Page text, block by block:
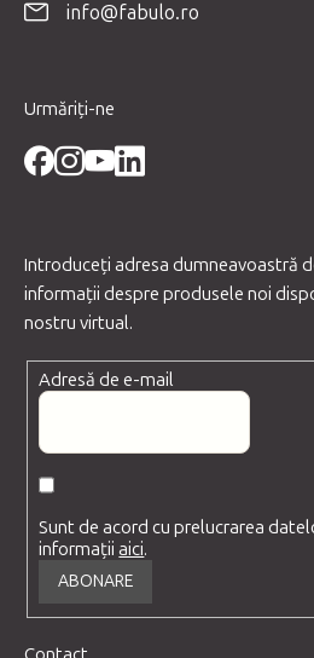
info@fabulo.ro
Urmăriți-ne
Introduceţi adresa dumneavoastră
informaţii despre produsele noi
nostru virtual.
Adresă de e-mail
Sunt de acord cu prelucrarea
informațiiaici.
ABONARE